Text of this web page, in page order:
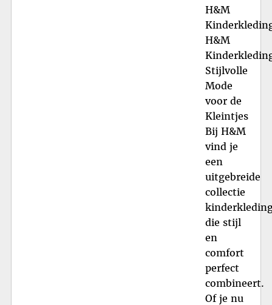
H&M
H&M
Stijlvolle
Mode
voor de
Kleintjes
Bij H&M
vind je
een
uitgebreide
collectie
die stijl
en
comfort
perfect
combineert.
Of je nu